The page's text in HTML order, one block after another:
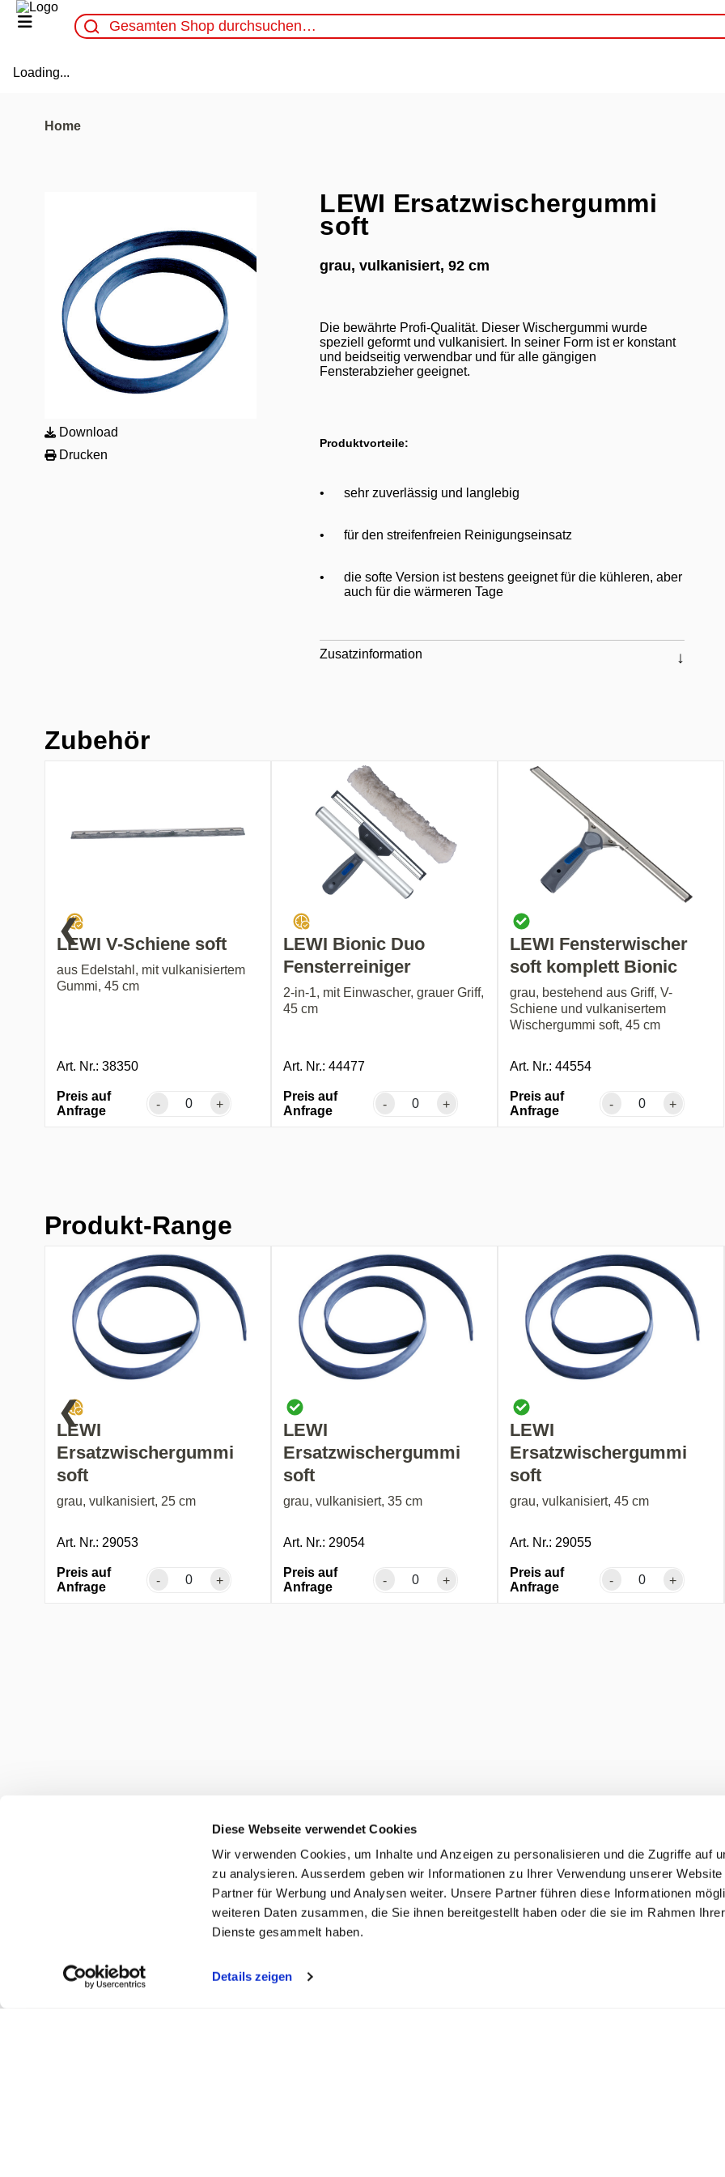
Diese Webseite verwendet Cookies
Wir verwenden Cookies, um Inhalte und Anzeigen zu personalisieren und die Zugriffe auf
zu analysieren. Ausserdem geben wir Informationen zu Ihrer Verwendung unserer
Partner für Werbung und Analysen weiter. Unsere Partner führen diese Informationen
weiteren Daten zusammen, die Sie ihnen bereitgestellt haben oder die sie im Rahmen
Dienste gesammelt haben.
Details zeigen
Loading...
Home
Download
Drucken
LEWI Ersatzwischergummi
soft
grau, vulkanisiert, 92 cm
Die bewährte Profi-Qualität. Dieser Wischergummi wurde
speziell geformt und vulkanisiert. In seiner Form ist er konstant
und beidseitig verwendbar und für alle gängigen
Fensterabzieher geeignet.
Produktvorteile:
• sehr zuverlässig und langlebig
• für den streifenfreien Reinigungseinsatz
•
die softe Version ist bestens geeignet für die kühleren, aber
auch für die wärmeren Tage
Zusatzinformation
Zubehör
LEWI V-Schiene soft
aus Edelstahl, mit vulkanisiertem
Gummi, 45 cm
Art. Nr.: 38350
Preis auf
Anfrage
- +
LEWI Bionic Duo
Fensterreiniger
2-in-1, mit Einwascher, grauer Griff,
45 cm
Art. Nr.: 44477
Preis auf
Anfrage
- +
LEWI Fensterwischer
soft komplett Bionic
grau, bestehend aus Griff, V-
Schiene und vulkanisertem
Wischergummi soft, 45 cm
Art. Nr.: 44554
Preis auf
Anfrage
- +
❮
Produkt-Range
LEWI
Ersatzwischergummi
soft
grau, vulkanisiert, 25 cm
Art. Nr.: 29053
Preis auf
Anfrage
- +
LEWI
Ersatzwischergummi
soft
grau, vulkanisiert, 35 cm
Art. Nr.: 29054
Preis auf
Anfrage
- +
LEWI
Ersatzwischergummi
soft
grau, vulkanisiert, 45 cm
Art. Nr.: 29055
Preis auf
Anfrage
- +
❮